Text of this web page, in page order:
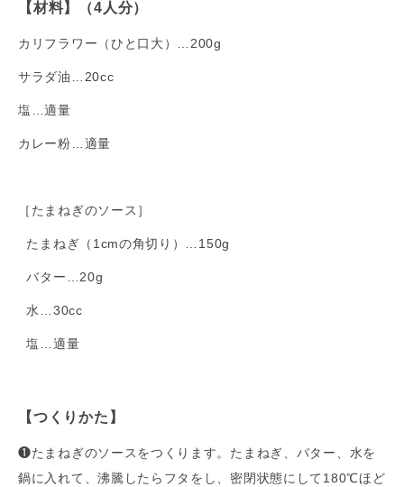
【材料】（4人分）
カリフラワー（ひと口大）…200g
サラダ油…20cc
塩…適量
カレー粉…適量
［たまねぎのソース］
たまねぎ（1cmの角切り）…150g
バター…20g
水…30cc
塩…適量
【つくりかた】
❶たまねぎのソースをつくります。たまねぎ、バター、水を
鍋に入れて、沸騰したらフタをし、密閉状態にして180℃ほど